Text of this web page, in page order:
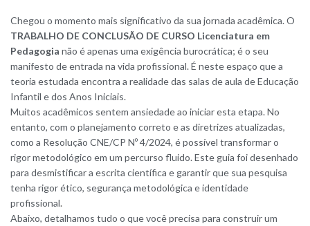
Chegou o momento mais significativo da sua jornada acadêmica. O
TRABALHO DE CONCLUSÃO DE CURSO Licenciatura em
Pedagogia não é apenas uma exigência burocrática; é o seu
manifesto de entrada na vida profissional. É neste espaço que a
teoria estudada encontra a realidade das salas de aula de Educação
Infantil e dos Anos Iniciais.
Muitos acadêmicos sentem ansiedade ao iniciar esta etapa. No
entanto, com o planejamento correto e as diretrizes atualizadas,
como a Resolução CNE/CP Nº 4/2024, é possível transformar o
rigor metodológico em um percurso fluido. Este guia foi desenhado
para desmistificar a escrita científica e garantir que sua pesquisa
tenha rigor ético, segurança metodológica e identidade
profissional.
Abaixo, detalhamos tudo o que você precisa para construir um